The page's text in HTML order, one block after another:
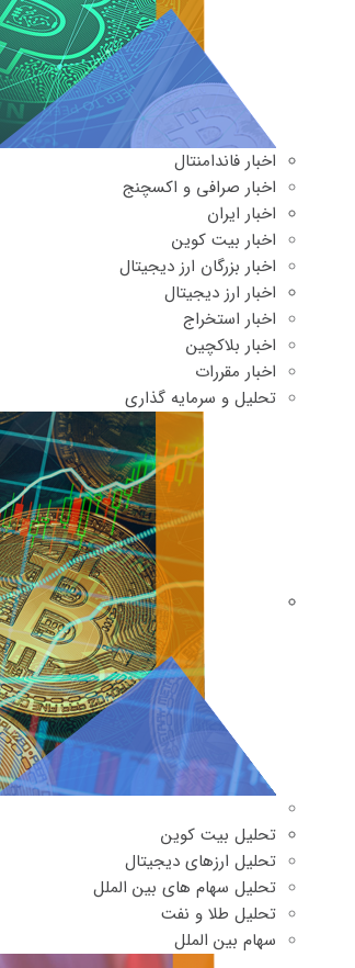
اخبار فاندامنتال
اخبار صرافی و اکسچنج
اخبار ایران
اخبار بیت کوین
اخبار بزرگان ارز دیجیتال
اخبار ارز دیجیتال
اخبار استخراج
اخبار بلاکچین
اخبار مقررات
تحلیل و سرمایه گذاری
تحلیل بیت کوین
تحلیل ارزهای دیجیتال
تحلیل سهام های بین الملل
تحلیل طلا و نفت
سهام بین الملل